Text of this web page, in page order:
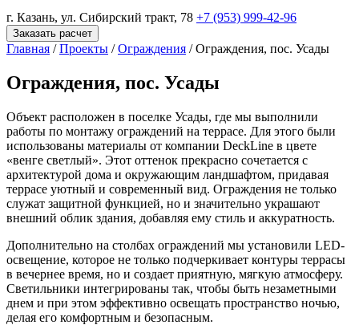
г. Казань, ул. Сибирский тракт, 78 +7 (953) 999-42-96
Заказать расчет
Главная / Проекты / Ограждения /Ограждения, пос. Усады
Ограждения, пос. Усады
Объект расположен в поселке Усады, где мы выполнили
работы по монтажу ограждений на террасе. Для этого были
использованы материалы от компании DeckLine в цвете
«венге светлый». Этот оттенок прекрасно сочетается с
архитектурой дома и окружающим ландшафтом, придавая
террасе уютный и современный вид. Ограждения не только
служат защитной функцией, но и значительно украшают
внешний облик здания, добавляя ему стиль и аккуратность.
Дополнительно на столбах ограждений мы установили LED-
освещение, которое не только подчеркивает контуры террасы
в вечернее время, но и создает приятную, мягкую атмосферу.
Светильники интегрированы так, чтобы быть незаметными
днем и при этом эффективно освещать пространство ночью,
делая его комфортным и безопасным.